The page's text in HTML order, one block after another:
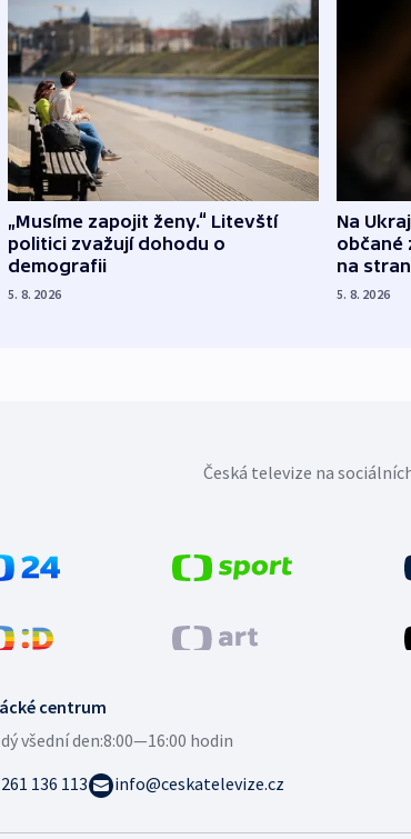
„Musíme zapojit ženy.“ Litevští
politici zvažují dohodu o
demografii
5. 8. 2026
Na
občané
na
5. 8. 2026
Česká televize na
centrum
všední den:8:00—16:00 hodin
261 136 113
info@ceskatelevize.cz